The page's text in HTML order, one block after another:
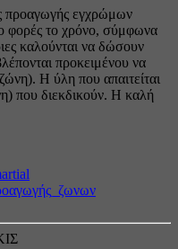
προαγωγής εγχρώμων
φορές το χρόνο, σύμφωνα
καλούνται να δώσουν
προκειμένου να
Η ύλη που απαιτείται
που διεκδικούν. Η καλή